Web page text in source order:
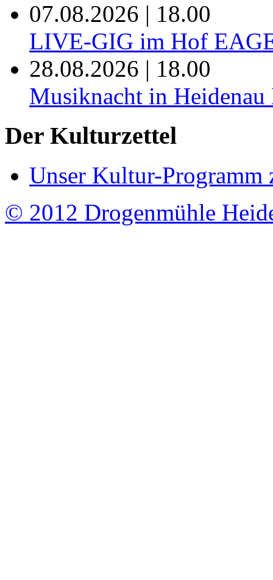
07.08.2026 | 18.00
LIVE-GIG im Hof
28.08.2026 | 18.00
Musiknacht in
Der Kulturzettel
Unser Kultur-Programm
© 2012 Drogenmühle